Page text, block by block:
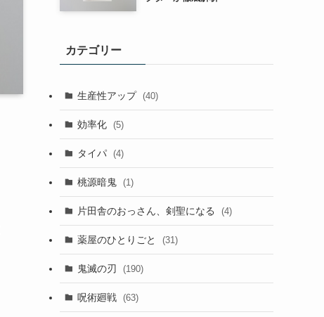
カテゴリー
生産性アップ (40)
効率化 (5)
タイパ (4)
桃源暗鬼 (1)
片田舎のおっさん、剣聖になる (4)
薬屋のひとりごと (31)
鬼滅の刃 (190)
呪術廻戦 (63)